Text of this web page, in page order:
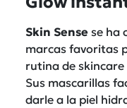
Skin Sense se ha
marcas favoritas
rutina de
Sus mascarillas
darle a la piel